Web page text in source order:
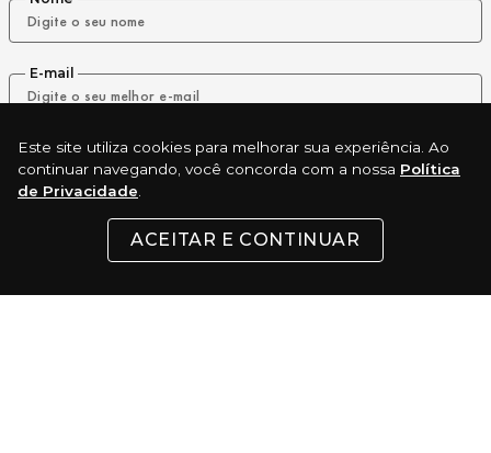
Este site utiliza cookies para melhorar sua experiência. Ao
continuar navegando, você concorda com a nossa Política
de Privacidade
ACEITAR E CONTINUAR
E-mail
ENVIAR
REDES SOCIAIS